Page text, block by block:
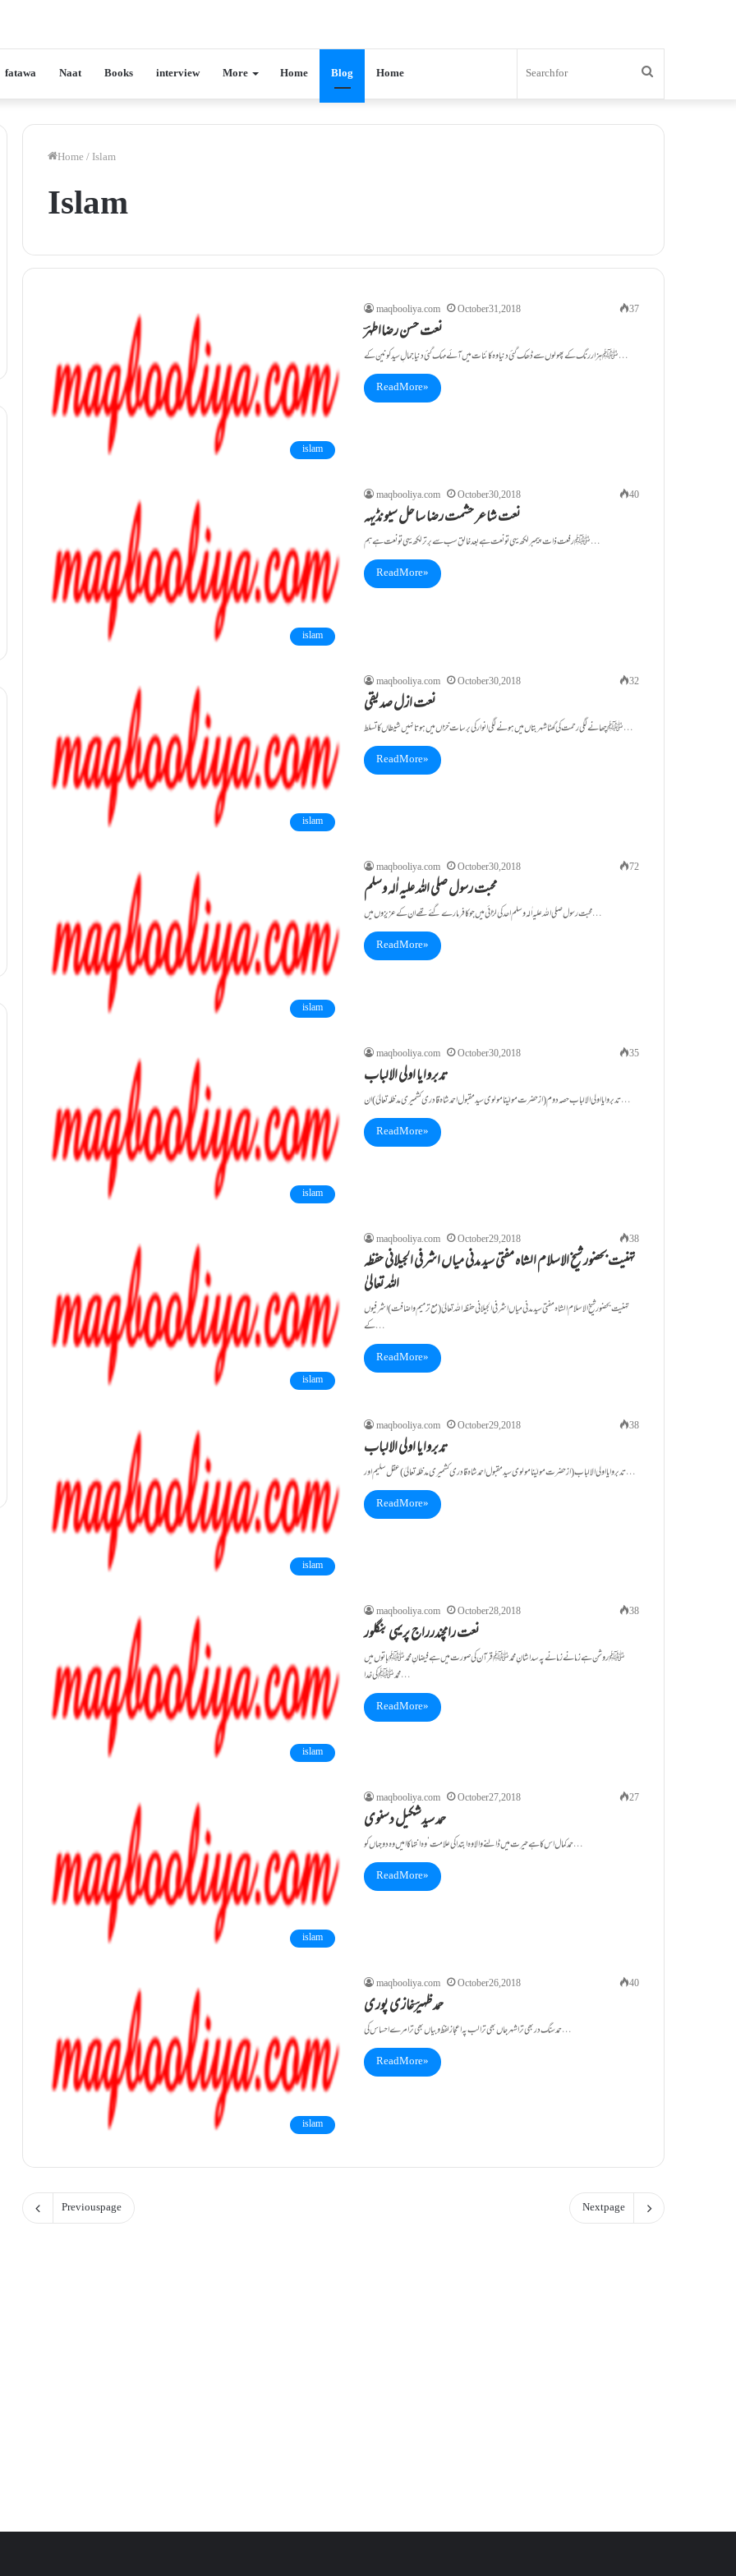
fatawa Naat Books interview More Home Blog Home
for
Home/Islam
Islam
islam
maqbooliya.com October 31, 2018 37
نعت حسن رضااطہرؔ
ﷺ ہزار رنگ کے پھولوں سے ڈھک گئی دنیا وہ کائنات میں آئے مہک گئی دنیا جمالِ سید کونین کے…
Read More »
islam
maqbooliya.com October 30, 2018 40
نعت شاعر حشمت رضا ساحل سیونڈیہہ
ﷺ رفعت ذات پیمبر لکھ یہی تو نعت ہے بعد خالق سب سے برتر لکھ یہی تو نعت ہے ہم…
Read More »
islam
maqbooliya.com October 30, 2018 32
نعت ازل صدیقی
ﷺ چھانے لگی رحمت کی گھٹا شہربتاں میں ہونے لگی انوار کی برسات خزاں میں ہوتا نہیں شیطاں کا تسلط…
Read More »
islam
maqbooliya.com October 30, 2018 72
محبت رسول صلی اللہ علیہ اٰلہ وسلم
محبت رسول صلی اللہ علیہ اٰلہ وسلم احد کی لڑائی میں جو کافر مارے گئے تھے ان کے عزیزوں میں…
Read More »
islam
maqbooliya.com October 30, 2018 35
تدبروایا اولی الالباب
تدبروایا اولی الالباب حصہ دوم ( از حضرت مولیٰنا مولوی سید مقبول احمد شاہ قادری کشمیری مدظلہ تعالیٰ ) ان…
Read More »
islam
maqbooliya.com October 29, 2018 38
تہنیت بحضور شیخ الاسلام الشاہ مفتی سید مدنی میاں اشرفی الجیلانی حفظہ
اللہ تعالیٰ
تہنیت بحضور شیخ الاسلام الشاہ مفتی سید مدنی میاں اشرفی الجیلانی حفظہ اللہ تعالیٰ (مع ترمیم و اضافت) اشرفیوں
کے…
Read More »
islam
maqbooliya.com October 29, 2018 38
تدبروایا اولی الالباب
تدبروایا اولی الالباب ( از حضرت مولیٰنا مولوی سید مقبول احمد شاہ قادری کشمیری مدظلہ تعالیٰ ) عقل سلیم اور…
Read More »
islam
maqbooliya.com October 28, 2018 38
نعت رامچندرراج پریمی بنگلور
ﷺ روشن ہے زمانے زمانے پہ سدا شانِ محمدﷺ قرآن کی صورت میں ہے فیضانِ محمدﷺ باتوں میں
محمدﷺکی خدا…
Read More »
islam
maqbooliya.com October 27, 2018 27
حمد سیدشکیل دسنوی
حمد کمال اس کا ہے حیرت میں ڈالنے والا وہ ابتدا کی علامت‘ وہ انتہا کا امیں وہ دوجہاں کو…
Read More »
islam
maqbooliya.com October 26, 2018 40
حمد ظہیرؔغازی پوری
حمد سنگ در بھی ترا شہر جاں بھی ترا لب پہ اعجاز لفظ و بیاں بھی ترا مرے احساس کی…
Read More »
Previous page Next page